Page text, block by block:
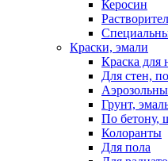
Керосин
Краски, эмали
Краска для
Для стен,
Грунт,
По бетону,
Колоранты
Для пола